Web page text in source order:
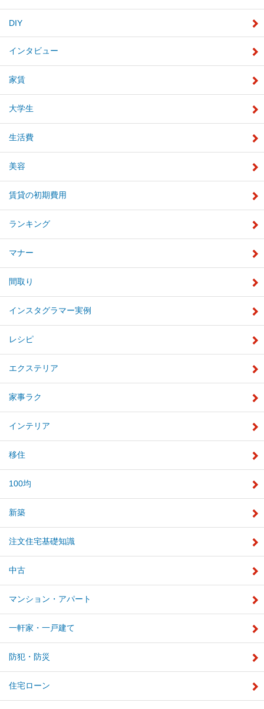
DIY
インタビュー
家賃
大学生
生活費
美容
賃貸の初期費用
ランキング
マナー
間取り
インスタグラマー実例
レシピ
エクステリア
家事ラク
インテリア
移住
100均
新築
注文住宅基礎知識
中古
マンション・アパート
一軒家・一戸建て
防犯・防災
住宅ローン